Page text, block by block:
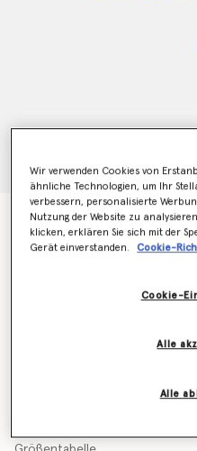
Set aus Kleid und
Preis reduziert von
€105.00bis
€73.50
Wähle die Größe aus (Months)
Wir verwenden Cookies von
ähnliche Technologien, um Ihr
verbessern, personalisierte
Nutzung der Website zu
klicken, erklären Sie sich mit der
Gerät einverstanden.
Cookie-
Cookie-
Alle
Alle